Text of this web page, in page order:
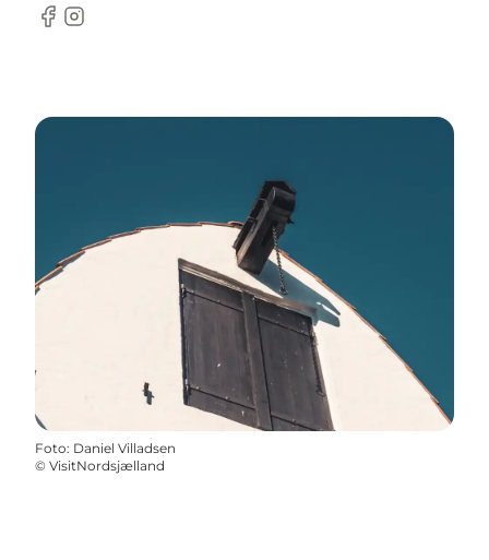
Facebook
Instagram
Foto: Daniel Villadsen
© VisitNordsjælland